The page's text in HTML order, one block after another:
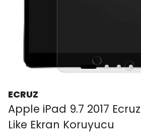
ECRUZ
Apple iPad 9.7 2017
Like Ekran Koruyucu